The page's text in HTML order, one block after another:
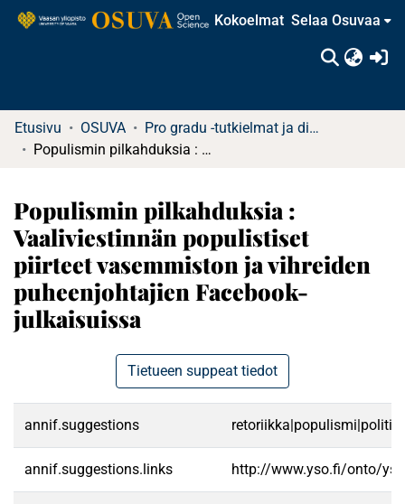
Kokoelmat Selaa Osuvaa
Etusivu OSUVA
Pro gradu -tutkielmat ja diplomityöt
Populismin pilkahduksia : Vaaliviestinnän populistiset piirteet vasemmiston ja vihreiden puheenjohtajien Facebook-julkaisuissa
Populismin pilkahduksia :
Vaaliviestinnän populistiset
piirteet vasemmiston ja vihreiden
puheenjohtajien Facebook-
julkaisuissa
Tietueen suppeat tiedot
annif.suggestions
annif.suggestions.links http://www.yso.fi/onto/